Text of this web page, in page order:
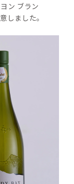
ン ブラン
しました。